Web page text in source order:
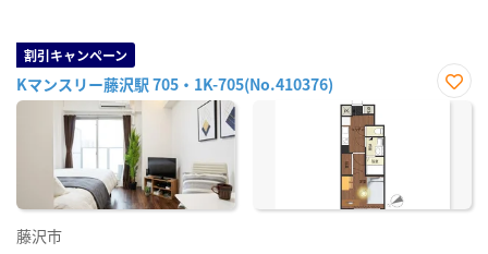
割引キャンペーン
Kマンスリー藤沢駅 705・1K-705(No.410376)
お気
藤沢市